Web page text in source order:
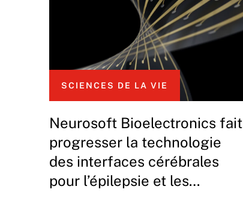
SCIENCES DE LA VIE
Neurosoft Bioelectronics fait
progresser la technologie
des interfaces cérébrales
pour l’épilepsie et les